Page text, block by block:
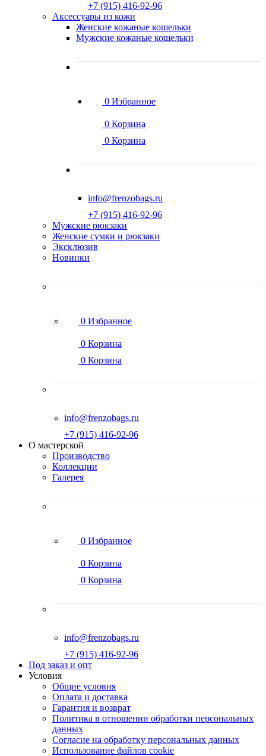
‭+7 (915) 416-92-96
Аксессуары из кожи
Женские кожаные кошельки
Мужские кожаные кошельки
0 Избранное
0 Корзина
0 Корзина
info@frenzobags.ru
‭+7 (915) 416-92-96
Мужские рюкзаки
Женские сумки и рюкзаки
Эксклюзив
Новинки
0 Избранное
0 Корзина
0 Корзина
info@frenzobags.ru
‭+7 (915) 416-92-96
О мастерской
Производство
Коллекции
Галерея
0 Избранное
0 Корзина
0 Корзина
info@frenzobags.ru
‭+7 (915) 416-92-96
Под заказ и опт
Условия
Общие условия
Оплата и доставка
Гарантия и возврат
Политика в отношении обработки персональных
данных
Согласие на обработку персональных данных
Использование файлов cookie